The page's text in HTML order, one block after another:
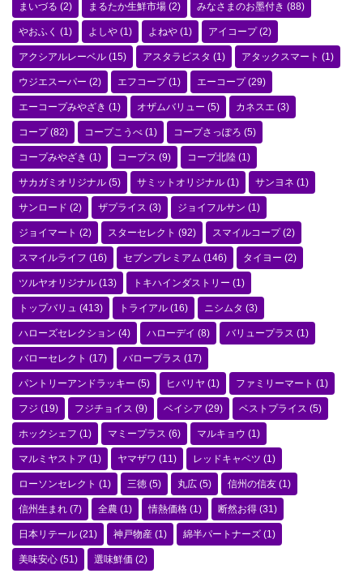
まいづる (2) まるたか生鮮市場 (2) みなさまのお墨付き (88)
やおふく (1) よしや (1) よねや (1) アイコープ(2)
アクシアルレーベル (15) アスタラビスタ (1) アタックスマート (1)
ウジエスーパー (2) エフコープ(1) エーコープ(29)
エーコープみやざき (1) オザムバリュー (5) カネスエ (3)
コープ(82) コープこうべ (1) コープさっぽろ (5)
コープみやざき (1) コープス (9) コープ北陸 (1)
サカガミオリジナル (5) サミットオリジナル (1) サンヨネ (1)
サンロード (2) ザプライス (3) ジョイフルサン (1)
ジョイマート (2) スターセレクト (92) スマイルコープ(2)
スマイルライフ (16) セブンプレミアム (146) タイヨー (2)
ツルヤオリジナル (13) トキハインダストリー (1)
トップバリュ (413) トライアル (16) ニシムタ (3)
ハローズセレクション (4) ハローデイ (8) バリュープラス (1)
バローセレクト (17) バロープラス (17)
パントリーアンドラッキー (5) ヒバリヤ (1) ファミリーマート (1)
フジ (19) フジチョイス (9) ベイシア (29) ベストプライス (5)
ホックシェフ (1) マミープラス (6) マルキョウ (1)
マルミヤストア (1) ヤマザワ (11) レッドキャベツ (1)
ローソンセレクト (1) 三徳 (5) 丸広 (5) 信州の信友 (1)
信州生まれ (7) 全農 (1) 情熱価格 (1) 断然お得 (31)
日本リテール (21) 神戸物産 (1) 綿半パートナーズ (1)
美味安心 (51) 選味鮮価 (2)